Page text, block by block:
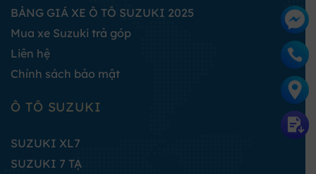
BẢNG GIÁ XE Ô TÔ SUZUKI 2025
Mua xe Suzuki trả góp
Liên hệ
Chính sách bảo mật
Ô TÔ SUZUKI
SUZUKI XL7
SUZUKI 7 TẠ